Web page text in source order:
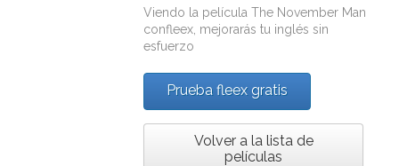
Viendo la películaThe November Man
confleex , mejorarás tu inglés sin
esfuerzo
Prueba fleex gratis
Volver a la lista de
películas